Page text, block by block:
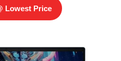
Lowest Price